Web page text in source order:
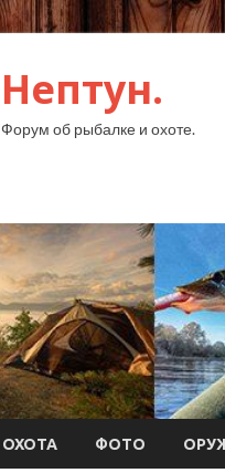
Нептун.
Форум об рыбалке и охоте.
ОХОТА ФОТО